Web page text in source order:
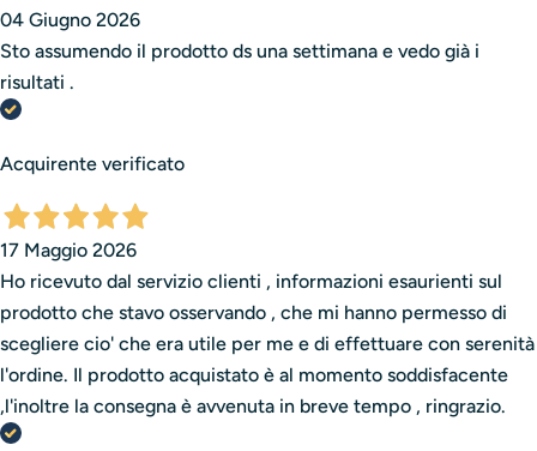
04 Giugno 2026
Sto assumendo il prodotto ds una settimana e vedo già i
risultati .
Acquirente verificato
17 Maggio 2026
Ho ricevuto dal servizio clienti , informazioni esaurienti sul
prodotto che stavo osservando , che mi hanno permesso di
scegliere cio' che era utile per me e di effettuare con serenità
l'ordine. Il prodotto acquistato è al momento soddisfacente
,l'inoltre la consegna è avvenuta in breve tempo , ringrazio.